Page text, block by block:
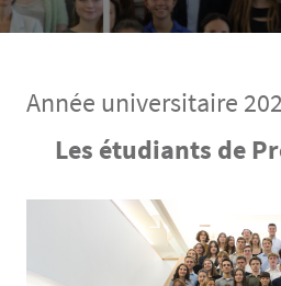
Année universitaire
Les étudiants de